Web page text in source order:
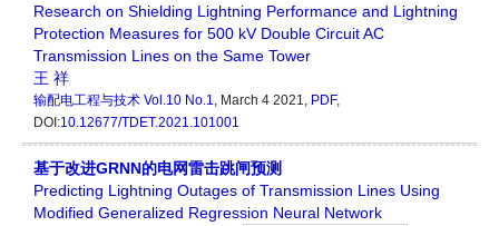
Research on Shielding Lightning Performance and Lightning
Protection Measures for 500 kV Double Circuit AC
Transmission Lines on the Same Tower
王 祥
输配电工程与技术 Vol.10 No.1, March 4 2021, PDF,
DOI:10.12677/TDET.2021.101001
基于改进GRNN的电网雷击跳闸预测
Predicting Lightning Outages of Transmission Lines Using
Modified Generalized Regression Neural Network